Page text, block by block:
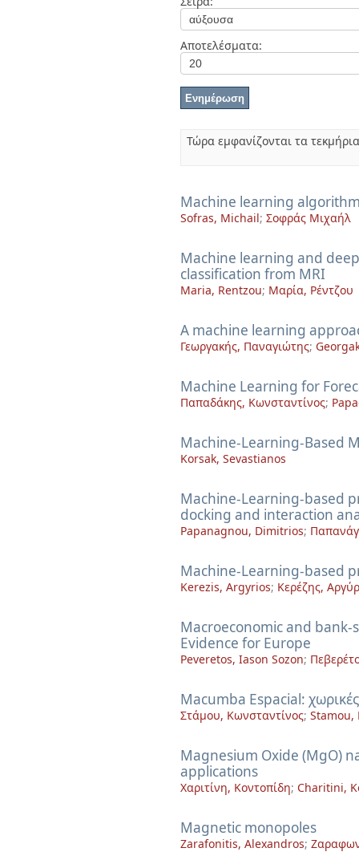
Αποτελέσματα:
Τώρα εμφανίζονται τα
Machine learning
Sofras, Michail; Σοφράς Μιχαήλ
Machine learning and
classification from MRI
Maria, Rentzou; Μαρία, Ρέντζου
A machine learning
Γεωργακής, Παναγιώτης;
Machine Learning for
Παπαδάκης, Κωνσταντίνος;
Machine-Learning-Based
Korsak, Sevastianos
Machine-Learning-based
docking and interaction
Papanagnou, Dimitrios;
Machine-Learning-based
Kerezis, Argyrios; Κερέζης,
Macroeconomic and
Evidence for Europe
Peveretos, Iason Sozon;
Macumba Espacial:
Στάμου, Κωνσταντίνος; Stamou,
Magnesium Oxide (MgO)
applications
Χαριτίνη, Κοντοπίδη; Charitini,
Magnetic monopoles
Zarafonitis, Alexandros;